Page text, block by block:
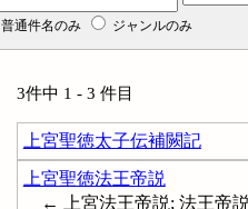
普通件名のみ ジャンルのみ
3件中 1 - 3 件目
上宮聖徳太子伝補闕記
上宮聖徳法王帝説
← 上宮法王帝説; 法王帝